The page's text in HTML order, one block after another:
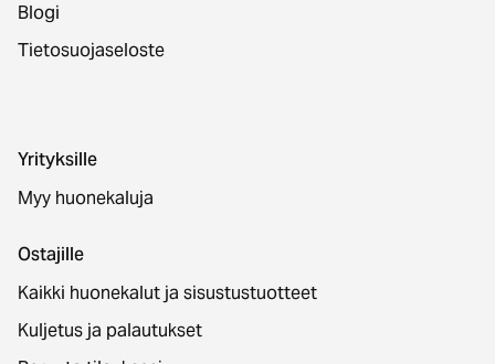
Blogi
Tietosuojaseloste
Yrityksille
Myy huonekaluja
Ostajille
Kaikki huonekalut ja sisustustuotteet
Kuljetus ja palautukset